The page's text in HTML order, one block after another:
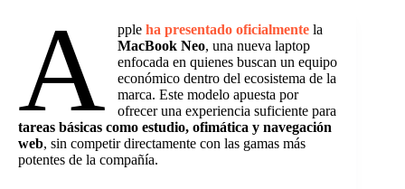
A ppleha presentado oficialmente la
MacBook Neo, una nueva laptop
enfocada en quienes buscan un equipo
económico dentro del ecosistema de la
marca. Este modelo apuesta por
ofrecer una experiencia suficiente para
tareas básicas como estudio, ofimática y navegación
web, sin competir directamente con las gamas más
potentes de la compañía.